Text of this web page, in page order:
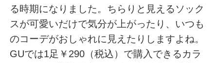
る時期になりました。ちらりと見えるソック
スが可愛いだけで気分が上がったり、いつも
のコーデがおしゃれに見えたりしますよね。
GUでは1足￥290（税込）で購入できるカラ